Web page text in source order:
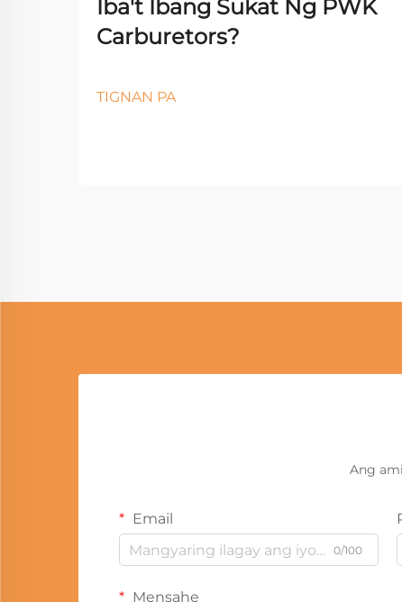
Iba't Ibang Sukat Ng PWK
Carburetors?
TIGNAN PA
Ang
Email
0/100
Mensahe